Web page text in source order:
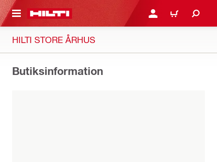
HOVEDINDHOLD LOG IND ELLER
INDKØBSKURV
HILTI STORE ÅRHUS
Butiksinformation